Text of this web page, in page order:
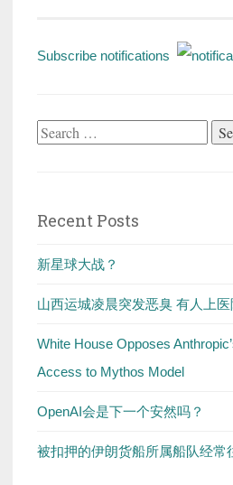
Subscribe notifications
Search
Recent Posts
新星球大战？
山西运城凌晨突发恶臭 有人上
White House Opposes
Access to Mythos Model
OpenAI会是下一个安然吗？
被扣押的伊朗货船所属船队经常